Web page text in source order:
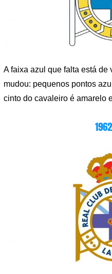
A faixa azul que falta está de
mudou: pequenos pontos
cinto do cavaleiro é amarelo